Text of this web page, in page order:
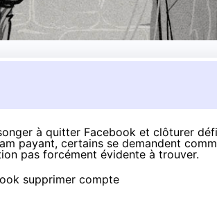
à quitter Facebook et clôturer
payant, certains se demandent
pas forcément évidente à trouver.